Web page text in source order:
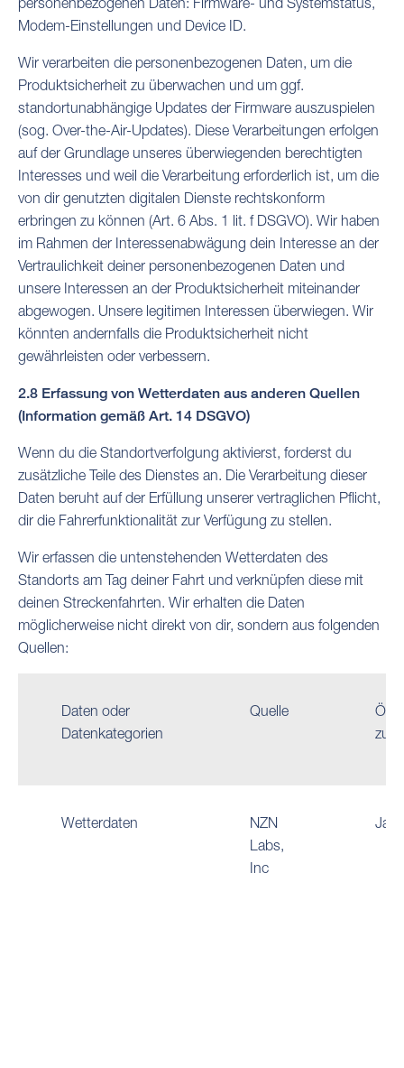
Modem-Einstellungen und Device ID.
Wir verarbeiten die personenbezogenen Daten, um die
Produktsicherheit zu überwachen und um ggf.
standortunabhängige Updates der Firmware auszuspielen
(sog. Over-the-Air-Updates). Diese Verarbeitungen erfolgen
auf der Grundlage unseres überwiegenden berechtigten
Interesses und weil die Verarbeitung erforderlich ist, um die
von dir genutzten digitalen Dienste rechtskonform
erbringen zu können (Art. 6 Abs. 1 lit. f DSGVO). Wir haben
im Rahmen der Interessenabwägung dein Interesse an der
Vertraulichkeit deiner personenbezogenen Daten und
unsere Interessen an der Produktsicherheit miteinander
abgewogen. Unsere legitimen Interessen überwiegen. Wir
könnten andernfalls die Produktsicherheit nicht
gewährleisten oder verbessern.
2.8 Erfassung von Wetterdaten aus anderen Quellen
(Information gemäß Art. 14 DSGVO)
Wenn du die Standortverfolgung aktivierst, forderst du
zusätzliche Teile des Dienstes an. Die Verarbeitung dieser
Daten beruht auf der Erfüllung unserer vertraglichen Pflicht,
dir die Fahrerfunktionalität zur Verfügung zu stellen.
Wir erfassen die untenstehenden Wetterdaten des
Standorts am Tag deiner Fahrt und verknüpfen diese mit
deinen Streckenfahrten. Wir erhalten die Daten
möglicherweise nicht direkt von dir, sondern aus folgenden
Quellen:
Daten oder
Datenkategorien
Quelle
Wetterdaten
NZN
Labs,
Inc
Ja